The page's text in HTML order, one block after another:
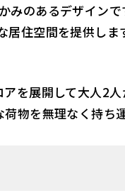
のあるデザイン
住空間を提供し
を展開して大人2
物を無理なく持ち